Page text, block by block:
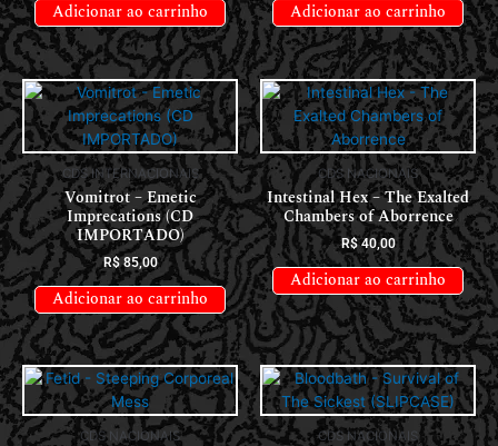
Adicionar ao carrinho Adicionar ao carrinho
CDS INTERNACIONAIS
Vomitrot – Emetic
Imprecations (CD
IMPORTADO)
R$85,00
Adicionar ao carrinho
CDS NACIONAIS
Intestinal Hex – The Exalted
Chambers of Aborrence
R$40,00
Adicionar ao carrinho
CDS NACIONAIS CDS NACIONAIS